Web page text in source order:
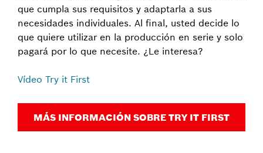
que cumpla sus requisitos y adaptarla a sus
necesidades individuales. Al final, usted decide lo
que quiere utilizar en la producción en serie y solo
pagará por lo que necesite. ¿Le interesa?
Vídeo Try it First
MÁS INFORMACIÓN SOBRE TRY IT FIRST